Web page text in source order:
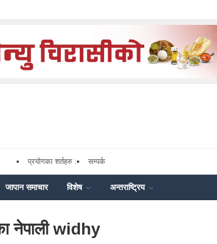
प्रयोगका शर्तहरु : सम्पर्क
जापान समाचार विशेष अन्तराष्ट्रिय
नेपाली widhy